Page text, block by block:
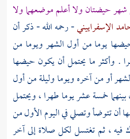
حيضتان ولا أعلم موضعهما ولا
الإسفراييني- رحمه الله - ذكر أن
يوما من أول الشهر ويوما من
. وأكثر ما يحتمل أن يكون حيضها
أو من آخره ويوما وليلة من أول
خمسة عشر يوما طهرا ، ويحتمل
أن تتوضأ وتصلي في اليوم الأول من
، ثم تغتسل لكل صلاة إلى آخر